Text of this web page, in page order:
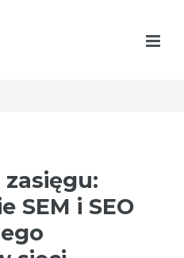
zasięgu:
SEM i SEO